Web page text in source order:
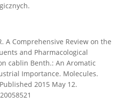
A Comprehensive Review on the
and Pharmacological
cablin Benth.: An Aromatic
Importance. Molecules.
2015 May 12.